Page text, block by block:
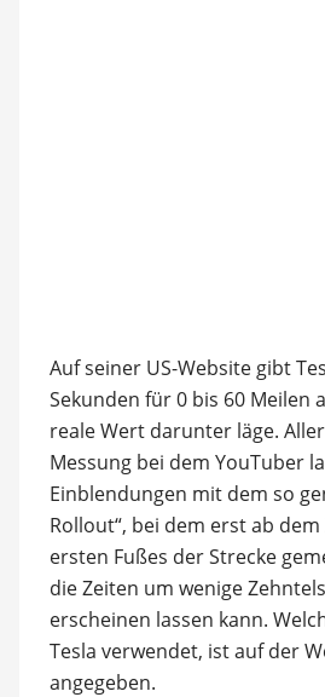
Auf seiner US-Website gibt
Sekunden für 0 bis 60 Meilen
reale Wert darunter läge.
Messung bei dem YouTuber
Einblendungen mit dem so
Rollout“, bei dem erst ab
ersten Fußes der Strecke
die Zeiten um wenige
erscheinen lassen kann.
Tesla verwendet, ist auf der
angegeben.